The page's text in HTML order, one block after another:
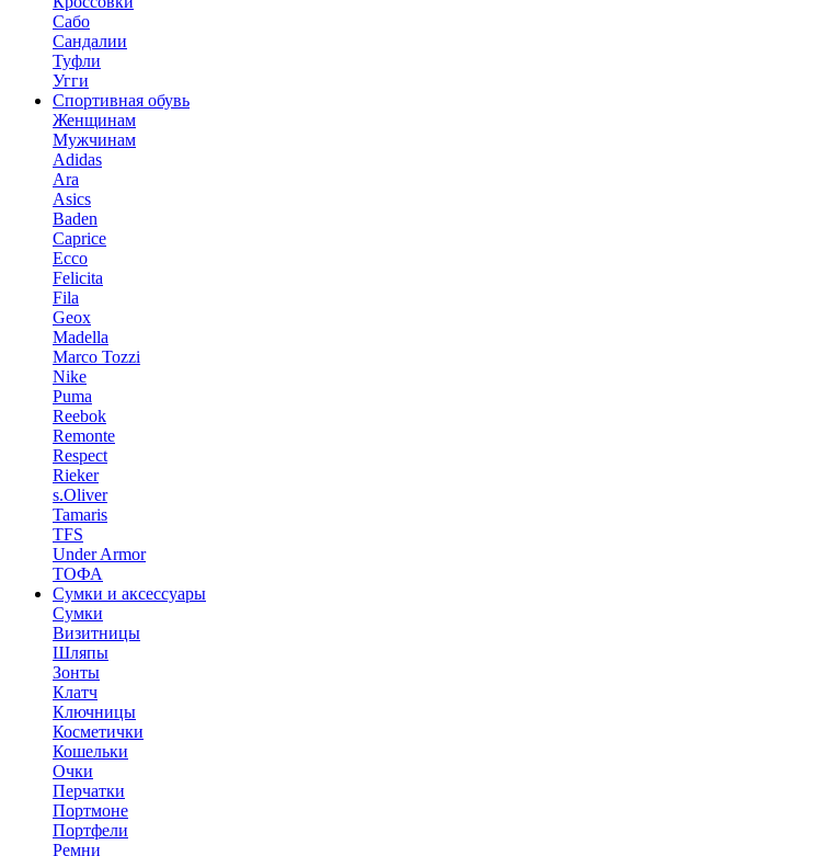
Сабо
Сандалии
Туфли
Угги
Спортивная обувь
Женщинам
Мужчинам
Adidas
Ara
Asics
Baden
Caprice
Ecco
Felicita
Fila
Geox
Madella
Marco Tozzi
Nike
Puma
Reebok
Remonte
Respect
Rieker
s.Oliver
Tamaris
TFS
Under Armor
ТОФА
Сумки и аксессуары
Сумки
Визитницы
Шляпы
Зонты
Клатч
Ключницы
Косметички
Кошельки
Очки
Перчатки
Портмоне
Портфели
Ремни